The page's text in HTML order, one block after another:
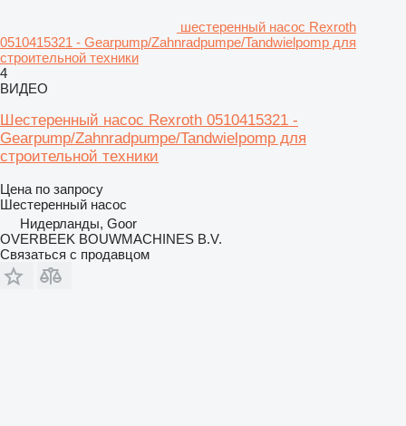
шестеренный насос Rexroth
0510415321 - Gearpump/Zahnradpumpe/Tandwielpomp для
строительной техники
4
ВИДЕО
Шестеренный насос Rexroth 0510415321 -
Gearpump/Zahnradpumpe/Tandwielpomp для
строительной техники
Цена по запросу
Шестеренный насос
Нидерланды, Goor
OVERBEEK BOUWMACHINES B.V.
Связаться с продавцом